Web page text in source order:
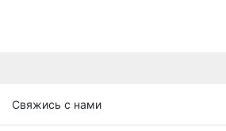
Свяжись с нами